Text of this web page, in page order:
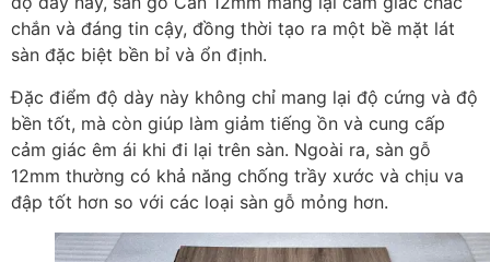
chắn và đáng tin cậy, đồng thời tạo ra một bề mặt lát
sàn đặc biệt bền bỉ và ổn định.
Đặc điểm độ dày này không chỉ mang lại độ cứng và độ
bền tốt, mà còn giúp làm giảm tiếng ồn và cung cấp
cảm giác êm ái khi đi lại trên sàn. Ngoài ra, sàn gỗ
12mm thường có khả năng chống trầy xước và chịu va
đập tốt hơn so với các loại sàn gỗ mỏng hơn.